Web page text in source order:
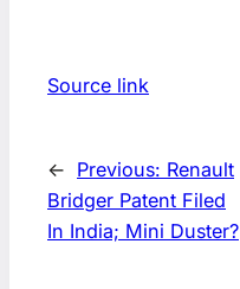
Source link
← Previous: Renault
Bridger Patent Filed
In India; Mini Duster?